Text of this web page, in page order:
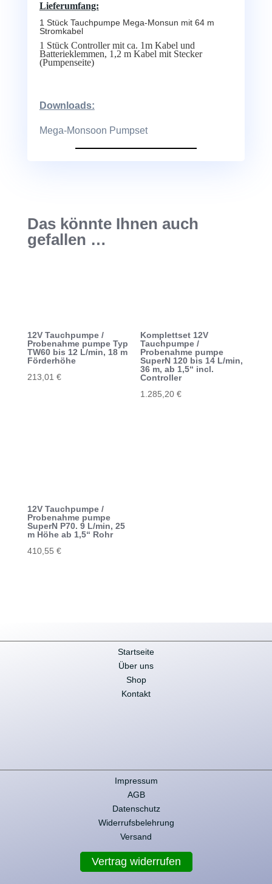
Lieferumfang:
1 Stück Tauchpumpe Mega-Monsun mit 64 m
Stromkabel
1 Stück Controller mit ca. 1m Kabel und
Batterieklemmen, 1,2 m Kabel mit Stecker
(Pumpenseite)
Downloads:
Mega-Monsoon Pumpset
Das könnte Ihnen auch
gefallen …
12V Tauchpumpe /
Probenahme pumpe Typ
TW60 bis 12 L/min, 18 m
Förderhöhe
213,01 €
Komplettset 12V
Tauchpumpe /
Probenahme pumpe
SuperN 120 bis 14 L/min,
36 m, ab 1,5“ incl.
Controller
1.285,20€
12V Tauchpumpe /
Probenahme pumpe
SuperN P70. 9 L/min, 25
m Höhe ab 1,5“ Rohr
410,55 €
Startseite
Über uns
Shop
Kontakt
Impressum
AGB
Datenschutz
Widerrufsbelehrung
Versand
Vertrag widerrufen